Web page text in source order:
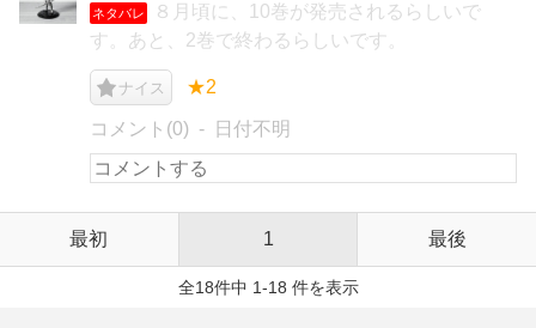
ネタバレ
８月頃に、10巻が発売されるらしいで
す。あと、2巻で終わるらしいです。
ナイス ★2
コメント(0) 日付不明
最初 1 最後
全18件中 1-18 件を表示